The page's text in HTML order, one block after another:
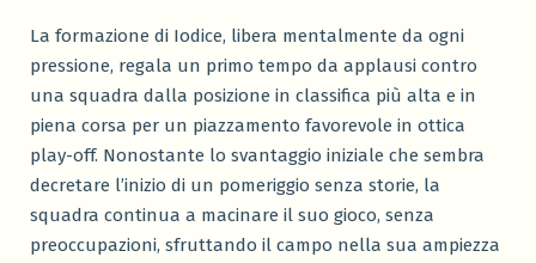
La formazione di Iodice, libera mentalmente da ogni
pressione, regala un primo tempo da applausi contro
una squadra dalla posizione in classifica più alta e in
piena corsa per un piazzamento favorevole in ottica
play-off. Nonostante lo svantaggio iniziale che sembra
decretare l’inizio di un pomeriggio senza storie, la
squadra continua a macinare il suo gioco, senza
preoccupazioni, sfruttando il campo nella sua ampiezza